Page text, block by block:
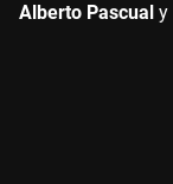
Alberto Pascual y